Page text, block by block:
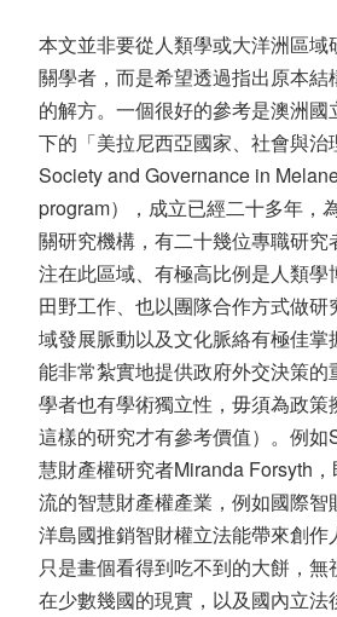
本文並非要從人類學或大洋洲區域
關學者，而是希望透過指出原本
的解方。一個很好的參考是澳洲
下的「美拉尼西亞國家、社會與治
Society and Governance in
program），成立已經二十多年，
關研究機構，有二十幾位專職研
注在此區域、有極高比例是人類
田野工作、也以團隊合作方式做研
域發展脈動以及文化脈絡有極佳
能非常紮實地提供政府外交決策的
學者也有學術獨立性，毋須為政策
這樣的研究才有參考價值）。例如
慧財產權研究者Miranda Forsyth
流的智慧財產權產業，例如國際
洋島國推銷智財權立法能帶來創
只是畫個看得到吃不到的大餅，無
在少數幾國的現實，以及國內立法